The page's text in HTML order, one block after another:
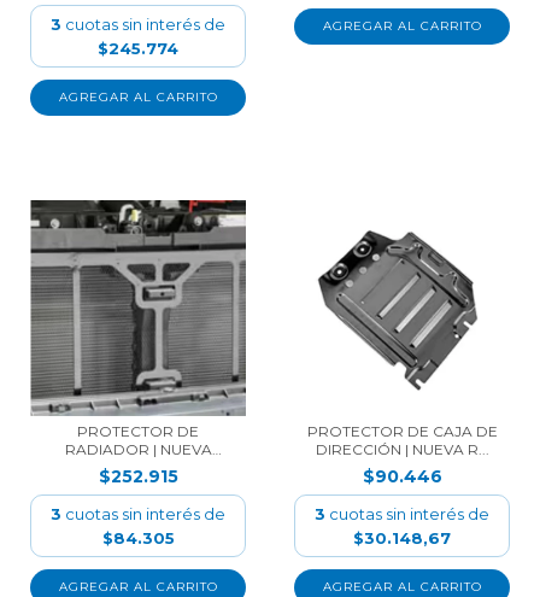
3 cuotas sin interés de
$245.774
PROTECTOR DE
RADIADOR | NUEVA
RANGER 202...
$252.915
3 cuotas sin interés de
$84.305
PROTECTOR DE CAJA DE
DIRECCIÓN | NUEVA R...
$90.446
3 cuotas sin interés de
$30.148,67